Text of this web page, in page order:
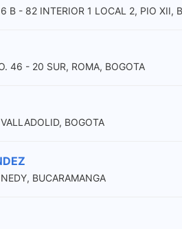
B - 82 INTERIOR 1 LOCAL 2, PIO XII,
46 - 20 SUR, ROMA, BOGOTA
BOGOTA
BUCARAMANGA